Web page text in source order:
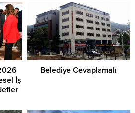
İş
Belediye Cevaplamalı